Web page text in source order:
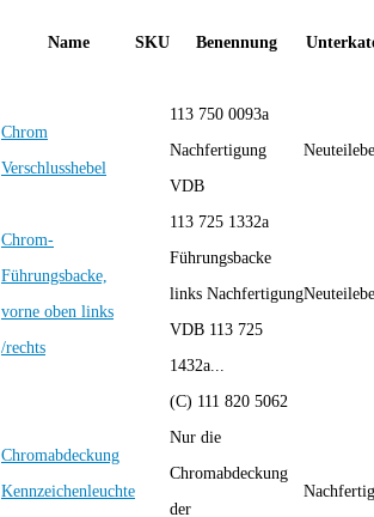
Name SKU Benennung
Chrom
Verschlusshebel
113 750 0093a
Nachfertigung
VDB
Chrom-
Führungsbacke,
vorne oben links
/rechts
113 725 1332a
Führungsbacke
links Nachfertigung
VDB 113 725
1432a...
Chromabdeckung
Kennzeichenleuchte
(C) 111 820 5062
Nur die
Chromabdeckung
der